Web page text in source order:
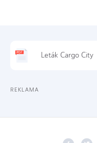
Leták Cargo City
REKLAMA